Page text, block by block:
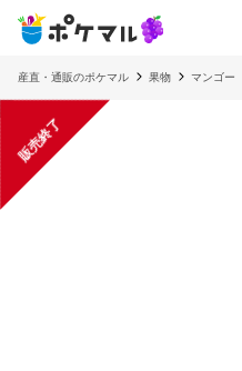
産直・通販のポケマル 果物 マンゴー
販売終了